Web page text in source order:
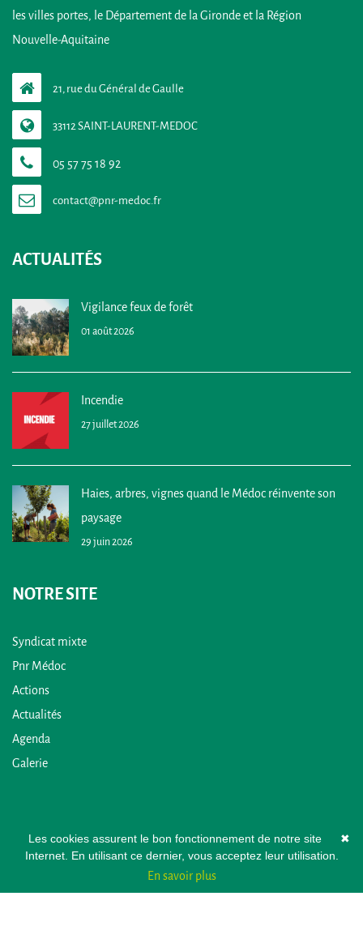
les villes portes, le Département de la Gironde et la Région
Nouvelle-Aquitaine
21, rue du Général de Gaulle
33112 SAINT-LAURENT-MEDOC
05 57 75 18 92
ACTUALITÉS
Vigilance feux de forêt
01 août 2026
Incendie
27 juillet 2026
Haies, arbres, vignes quand le Médoc réinvente son
paysage
29 juin 2026
NOTRE SITE
Syndicat mixte
Pnr Médoc
Actions
Actualités
Agenda
Galerie
✖
Les cookies assurent le bon fonctionnement de notre site
Internet. En utilisant ce dernier, vous acceptez leur utilisation.
En savoir plus